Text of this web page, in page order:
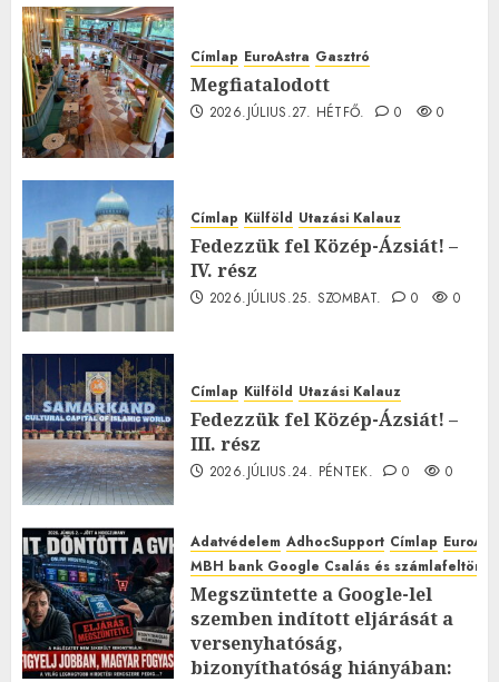
Címlap EuroAstra Gasztró
Megfiatalodott
2026.JÚLIUS.27. HÉTFŐ. 0 0
Címlap Külföld Utazási Kalauz
Fedezzük fel Közép-Ázsiát! –
IV. rész
2026.JÚLIUS.25. SZOMBAT. 0 0
Címlap Külföld Utazási Kalauz
Fedezzük fel Közép-Ázsiát! –
III. rész
2026.JÚLIUS.24. PÉNTEK. 0 0
Adatvédelem AdhocSupport Címlap
MBH bank Google Csalás és
Megszüntette a Google-lel
szemben indított eljárását a
versenyhatóság,
bizonyíthatóság hiányában: